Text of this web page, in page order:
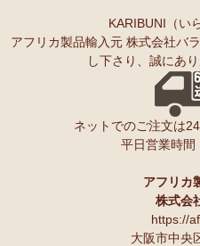
10/20：ミニころりんハンドバッ
ンゲ◇ハイクオリティ◇で仕立
長財布L字ファスナー～
ハイクオリティ◇で仕立てた新
天然石ソープストーン
アフリカンキーホルダー
リカ雑貨コーナー新入荷！
実は、昨年4月にイベントで購入
年明けから使い始め、これはおい
せていただきました。
友人にもプレゼントしたいと思い
スパイスが持つ可能性も奥深いで
Ｓさまより カシューナッツ
こんにちは。昨夜コーヒーとカシ
でカリカリとしてローストの感じ
夫も私もナッツ類が大好きで、食
KARIBUNI（い
アフリカ製品輸入元 株式会社バ
し下さり、誠にあ
ネットでのご注文は
平日営業時
アフリカ
株式会
https://
大阪市中央